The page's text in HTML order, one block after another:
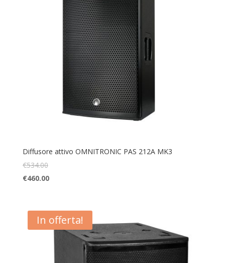
Diffusore attivo OMNITRONIC PAS 212A MK3
€534.00
€460.00
In offerta!